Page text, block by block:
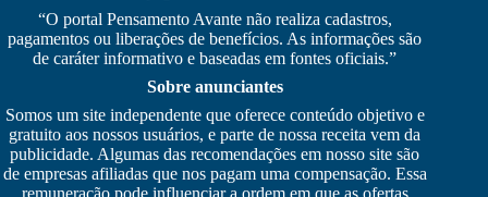
“O portal Pensamento Avante não realiza cadastros,
pagamentos ou liberações de benefícios. As informações são
de caráter informativo e baseadas em fontes oficiais.”
Sobre anunciantes
Somos um site independente que oferece conteúdo objetivo e
gratuito aos nossos usuários, e parte de nossa receita vem da
publicidade. Algumas das recomendações em nosso site são
de empresas afiliadas que nos pagam uma compensação. Essa
remuneração pode influenciar a ordem em que as ofertas